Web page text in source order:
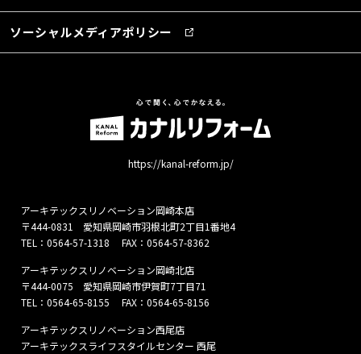
ソーシャルメディアポリシー
https://kanal-reform.jp/
アーキテックスリノベーション岡崎本店
〒444-0831 愛知県岡崎市羽根北町2丁目1番地4
TEL： 0564-57-1318 FAX：0564-57-8362
アーキテックスリノベーション岡崎北店
〒444-0075 愛知県岡崎市伊賀町7丁目71
TEL： 0564-65-8155 FAX：0564-65-8156
アーキテックスリノベーション西尾店
アーキテックスライフスタイルセンター 西尾